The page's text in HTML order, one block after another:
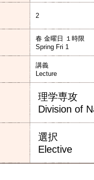
2
春 金曜日 １時限
Spring Fri 1
講義
Lecture
理学専攻
Division of
選択
Elective